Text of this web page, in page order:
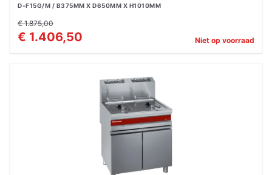
D-F15G/M / B375MM X D650MM X H1010MM
€ 1.875,00
€ 1.406,50 Niet op voorraad